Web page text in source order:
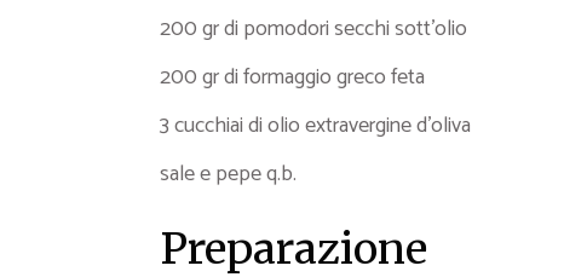
200 gr di pomodori secchi sott’olio
200 gr di formaggio greco feta
3 cucchiai di olio extravergine d’oliva
sale e pepe q.b.
Preparazione